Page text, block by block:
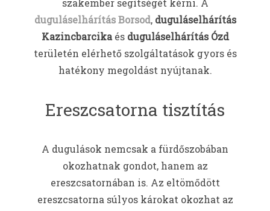
szakember segítségét kérni. A
duguláselhárítás Borsod, duguláselhárítás
Kazincbarcikaés duguláselhárítás Ózd
területén elérhető szolgáltatások gyors és
hatékony megoldást nyújtanak.
Ereszcsatorna tisztítás
A dugulások nemcsak a fürdőszobában
okozhatnak gondot, hanem az
ereszcsatornában is. Az eltömődött
ereszcsatorna súlyos károkat okozhat az